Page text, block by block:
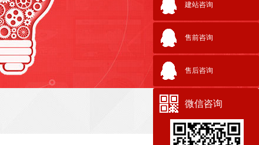
建站咨询
售前咨询
售后咨询
微信咨询